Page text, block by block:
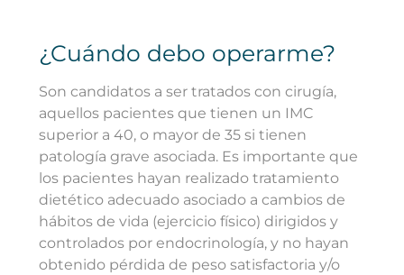
¿Cuándo debo operarme?
Son candidatos a ser tratados con cirugía,
aquellos pacientes que tienen un IMC
superior a 40, o mayor de 35 si tienen
patología grave asociada. Es importante que
los pacientes hayan realizado tratamiento
dietético adecuado asociado a cambios de
hábitos de vida (ejercicio físico) dirigidos y
controlados por endocrinología, y no hayan
obtenido pérdida de peso satisfactoria y/o